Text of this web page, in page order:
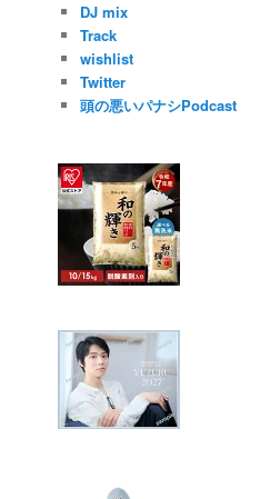
DJ mix
Track
wishlist
Twitter
頭の悪いパナシPodcast